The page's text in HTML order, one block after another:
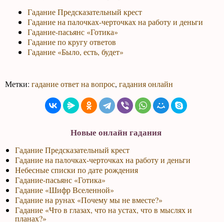
Гадание Предсказательный крест
Гадание на палочках-черточках на работу и деньги
Гадание-пасьянс «Готика»
Гадание по кругу ответов
Гадание «Было, есть, будет»
Метки:гадание ответ на вопрос,гадания онлайн
Новые онлайн гадания
Гадание Предсказательный крест
Гадание на палочках-черточках на работу и деньги
Небесные списки по дате рождения
Гадание-пасьянс «Готика»
Гадание «Шифр Вселенной»
Гадание на рунах «Почему мы не вместе?»
Гадание «Что в глазах, что на устах, что в мыслях и
планах?»